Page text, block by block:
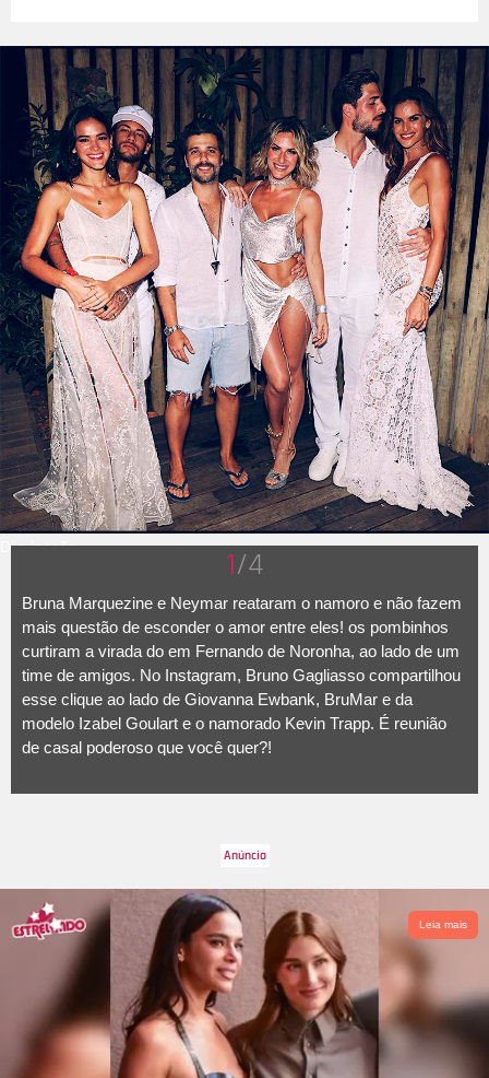
Divulgação 1/4
Bruna Marquezine e Neymar reataram o namoro e não fazem
mais questão de esconder o amor entre eles! os pombinhos
curtiram a virada do em Fernando de Noronha, ao lado de um
time de amigos. No Instagram, Bruno Gagliasso compartilhou
esse clique ao lado de Giovanna Ewbank, BruMar e da
modelo Izabel Goulart e o namorado Kevin Trapp. É reunião
de casal poderoso que você quer?!
Leia mais